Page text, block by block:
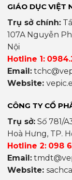
GIÁO DỤC VIỆT
Trụ sở chính:
107A Nguyễn
Nội
Hotline 1:
Email:
Website:
CÔNG TY CỔ
Trụ sở: Số 781/
Hoà Hưng, TP.
Hotline 2: 098
Email:
Website: